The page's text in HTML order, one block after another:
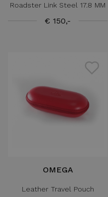
Roadster Link Steel 17.8 MM
€ 150,-
OMEGA
Leather Travel Pouch